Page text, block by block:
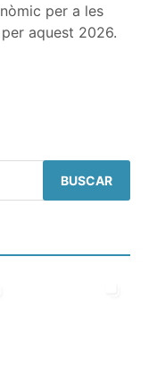
per a les
aquest 2026.